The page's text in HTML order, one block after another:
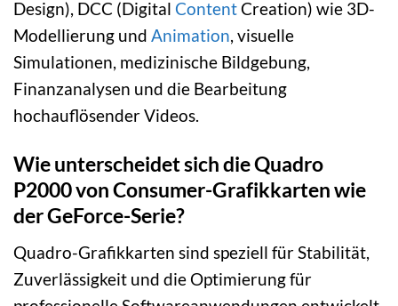
Design), DCC (Digital ContentCreation) wie 3D-
Modellierung und Animation, visuelle
Simulationen, medizinische Bildgebung,
Finanzanalysen und die Bearbeitung
hochauflösender Videos.
Wie unterscheidet sich die Quadro
P2000 von Consumer-Grafikkarten wie
der GeForce-Serie?
Quadro-Grafikkarten sind speziell für Stabilität,
Zuverlässigkeit und die Optimierung für